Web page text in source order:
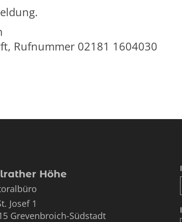
Rufnummer 02181 1604030
Höhe
Josef 1
Grevenbroich-Südstadt